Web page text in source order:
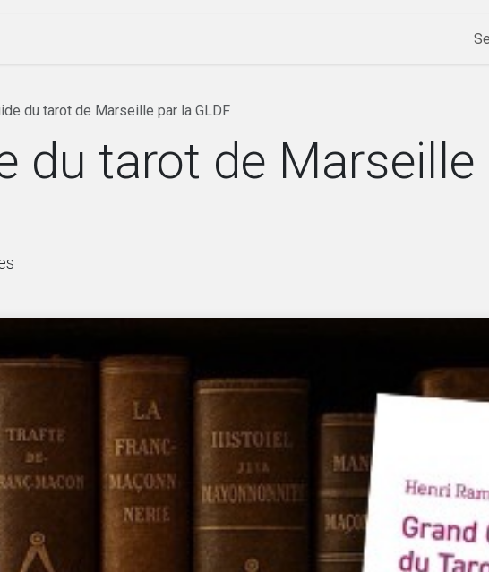
du tarot de Marseille par la GLDF
du tarot de Marseille